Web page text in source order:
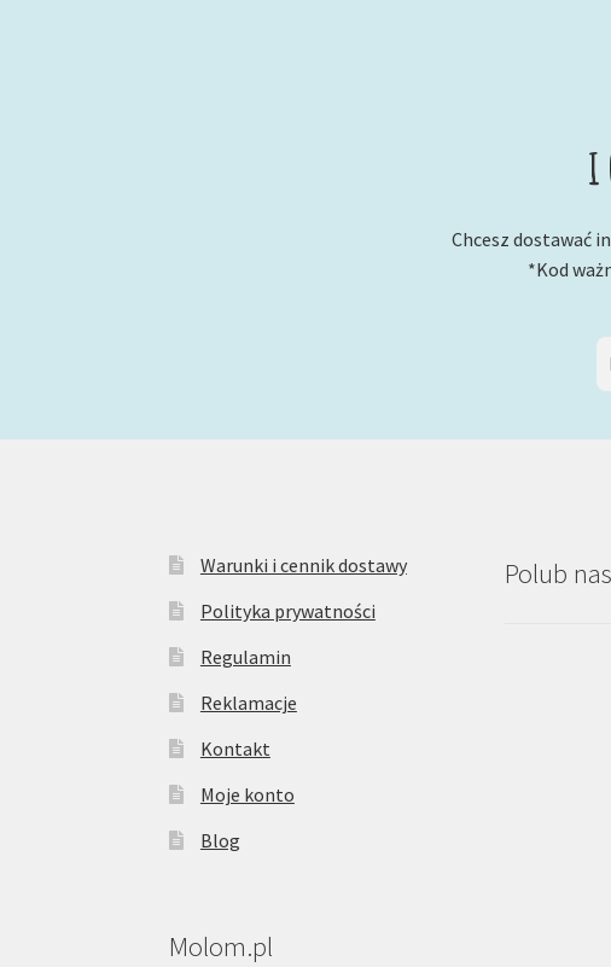
i
Chcesz dostawać
*Kod
Warunki i cennik dostawy
Polityka prywatności
Regulamin
Reklamacje
Kontakt
Moje konto
Blog
Molom.pl
Polub